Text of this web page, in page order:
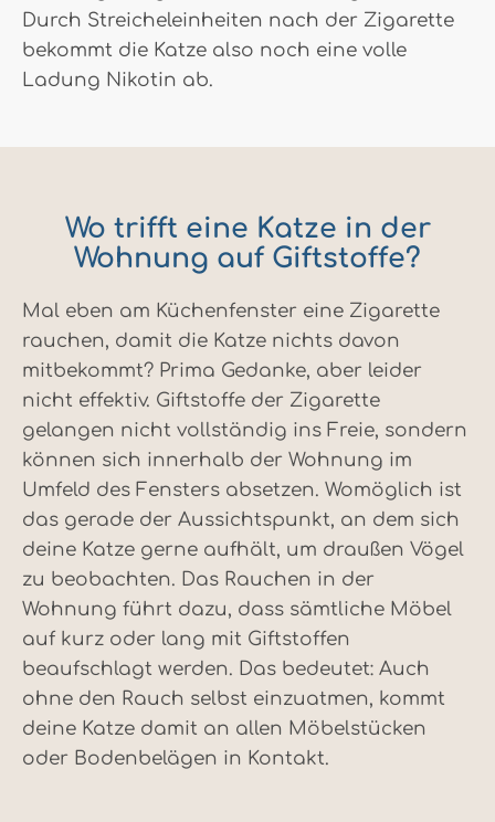
Durch Streicheleinheiten nach der Zigarette
bekommt die Katze also noch eine volle
Ladung Nikotin ab.
Wo trifft eine Katze in der
Wohnung auf Giftstoffe?
Mal eben am Küchenfenster eine Zigarette
rauchen, damit die Katze nichts davon
mitbekommt? Prima Gedanke, aber leider
nicht effektiv. Giftstoffe der Zigarette
gelangen nicht vollständig ins Freie, sondern
können sich innerhalb der Wohnung im
Umfeld des Fensters absetzen. Womöglich ist
das gerade der Aussichtspunkt, an dem sich
deine Katze gerne aufhält, um draußen Vögel
zu beobachten. Das Rauchen in der
Wohnung führt dazu, dass sämtliche Möbel
auf kurz oder lang mit Giftstoffen
beaufschlagt werden. Das bedeutet: Auch
ohne den Rauch selbst einzuatmen, kommt
deine Katze damit an allen Möbelstücken
oder Bodenbelägen in Kontakt.